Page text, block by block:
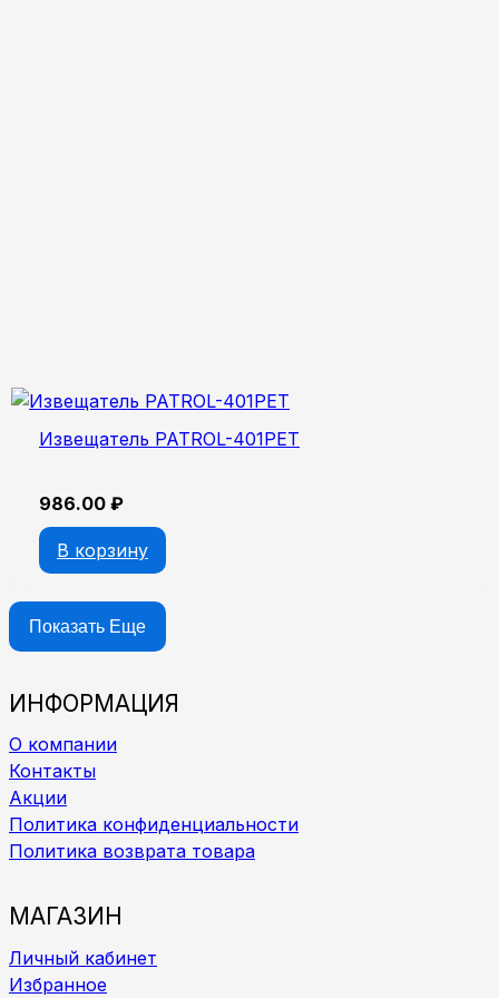
Извещатель PATROL-401PET
986.00 ₽
В корзину
Показать Еще
ИНФОРМАЦИЯ
О компании
Контакты
Акции
Политика конфиденциальности
Политика возврата товара
МАГАЗИН
Личный кабинет
Избранное